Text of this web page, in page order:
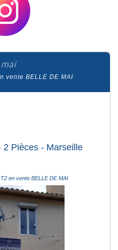
vente BELLE DE MAI
2 Pièces - Marseille
en vente BELLE DE MAI